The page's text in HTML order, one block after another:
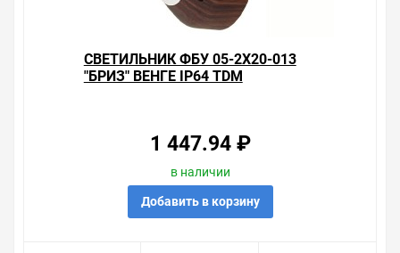
СВЕТИЛЬНИК ФБУ 05-2Х20-013
"БРИЗ" ВЕНГЕ IP64 TDM
1 447.94 ₽
в наличии
Добавить в корзину